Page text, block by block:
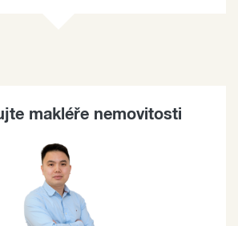
makléře nemovitosti